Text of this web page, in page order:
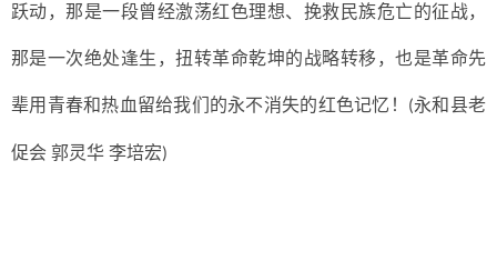
跃动，那是一段曾经激荡红色理想、挽救民族危亡的征战，
那是一次绝处逢生，扭转革命乾坤的战略转移，也是革命先
辈用青春和热血留给我们的永不消失的红色记忆！ (永和县老
促会 郭灵华 李培宏)